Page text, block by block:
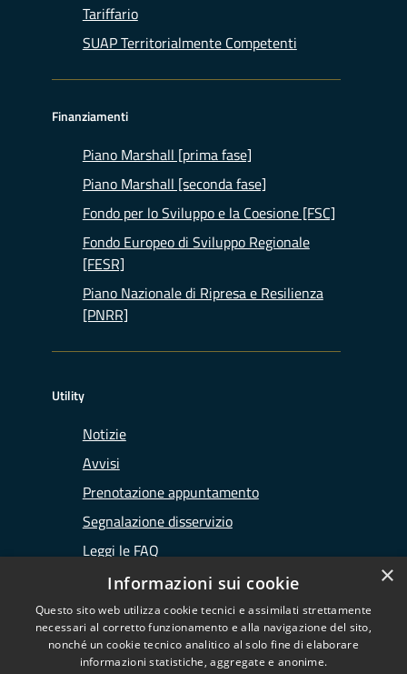
Tariffario
SUAP Territorialmente Competenti
Finanziamenti
Piano Marshall [prima fase]
Piano Marshall [seconda fase]
Fondo per lo Sviluppo e la Coesione [FSC]
Fondo Europeo di Sviluppo Regionale
[FESR]
Piano Nazionale di Ripresa e Resilienza
[PNRR]
Utility
Notizie
Avvisi
Prenotazione appuntamento
Segnalazione disservizio
Leggi le FAQ
Richiesta assistenza
×
Informazioni sui cookie
Questo sito web utilizza cookie tecnici e assimilati strettamente
necessari al corretto funzionamento e alla navigazione del sito,
nonché un cookie tecnico analitico al solo fine di elaborare
informazioni statistiche, aggregate e anonime.